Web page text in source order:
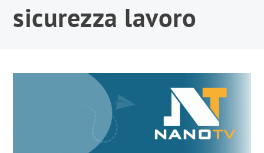
sicurezza lavoro